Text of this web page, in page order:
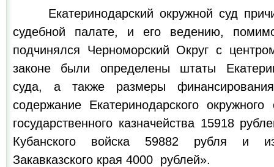
Екатеринодарский окружной суд
судебной палате, и его ведению,
подчинялся Черноморский Округ с
законе были определены штаты
суда, а также размеры
содержание Екатеринодарского окружного
государственного казначейства 15918
Кубанского войска 59882 рубля и
Закавказского края 4000 рублей».